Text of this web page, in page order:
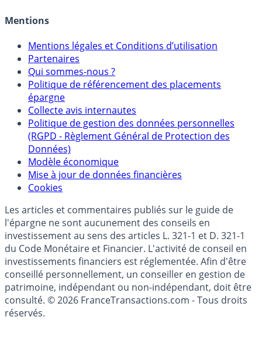
Crédit immobilier
Mentions
Mentions légales et Conditions d’utilisation
Partenaires
Qui sommes-nous ?
Politique de référencement des placements
épargne
Collecte avis internautes
Politique de gestion des données personnelles
(RGPD - Règlement Général de Protection des
Données)
Modèle économique
Cookies
Les articles et commentaires publiés sur le guide de
l'épargne ne sont aucunement des conseils en
investissement au sens des articles L. 321-1 et D. 321-1
du Code Monétaire et Financier. L'activité de conseil en
investissements financiers est réglementée. Afin d'être
conseillé personnellement, un conseiller en gestion de
patrimoine, indépendant ou non-indépendant, doit être